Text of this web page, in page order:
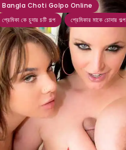
Bangla Choti Golpo Online
প্রেমিকা কে চুদার চটি গল্প প্রেমিকার মাকে চোদার গল্প